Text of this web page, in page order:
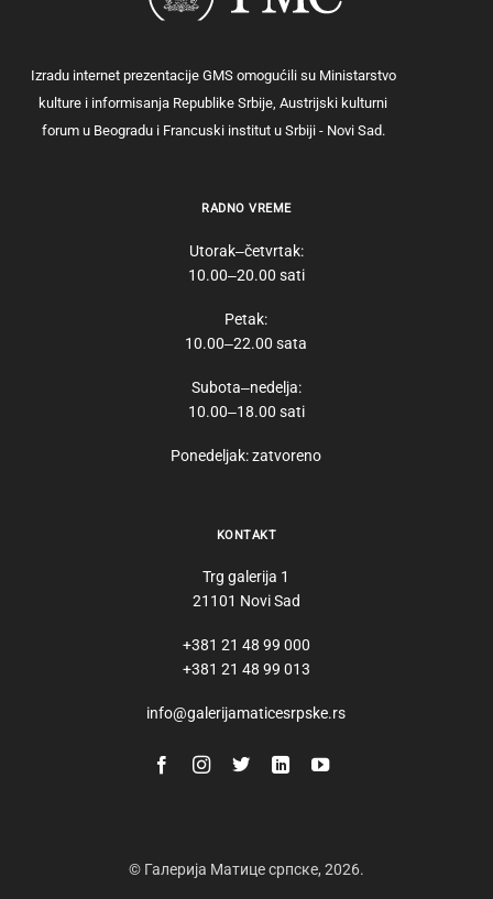
Izradu internet prezentacije GMS omogućili su Ministarstvo
kulture i informisanja Republike Srbije, Austrijski kulturni
forum u Beogradu i Francuski institut u Srbiji - Novi Sad.
RADNO VREME
Utorak‒četvrtak:
10.00‒20.00 sati
Petak:
10.00‒22.00 sata
Subota‒nedelja:
10.00‒18.00 sati
Ponedeljak: zatvoreno
KONTAKT
Trg galerija 1
21101 Novi Sad
+381 21 48 99 000
+381 21 48 99 013
info@galerijamaticesrpske.rs
© Галерија Матице српске, 2026.